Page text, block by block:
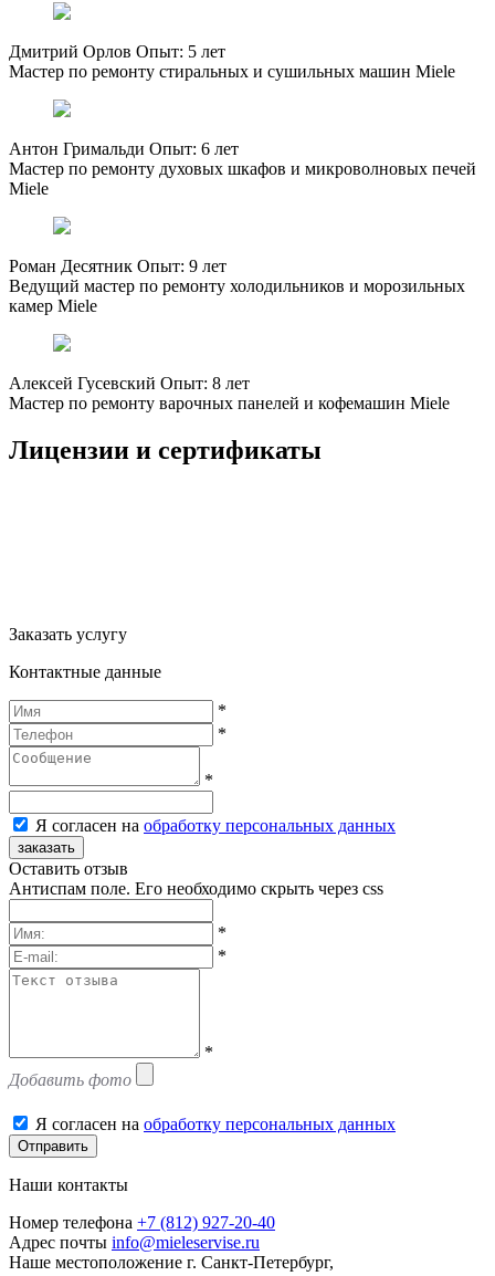
Дмитрий Орлов Опыт: 5 лет
Мастер по ремонту стиральных и сушильных машин Miele
Антон Гримальди Опыт: 6 лет
Мастер по ремонту духовых шкафов и микроволновых печей
Miele
Роман Десятник Опыт: 9 лет
Ведущий мастер по ремонту холодильников и морозильных
камер Miele
Алексей Гусевский Опыт: 8 лет
Мастер по ремонту варочных панелей и кофемашин Miele
Лицензии и сертификаты
Заказать услугу
Контактные данные
*
*
*
Я согласен на обработку персональных данных
заказать
Оставить отзыв
Антиспам поле. Его необходимо скрыть через css
*
*
*
Добавить фото
Я согласен на обработку персональных данных
Отправить
Наши контакты
Номер телефона +7 (812) 927-20-40
Адрес почты info@mieleservise.ru
Наше местоположение г. Санкт-Петербург,